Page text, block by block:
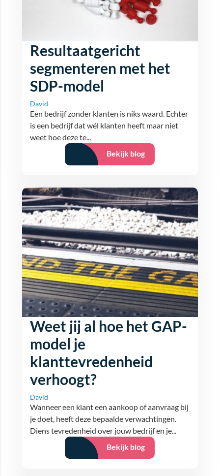
Resultaatgericht
segmenteren met het
SDP-model
David
Een bedrijf zonder klanten is niks waard. Echter
is een bedrijf dat wél klanten heeft maar niet
weet hoe deze te...
Bekijk blog
Weet jij al hoe het GAP-
model je
klanttevredenheid
verhoogt?
David
Wanneer een klant een aankoop of aanvraag bij
je doet, heeft deze bepaalde verwachtingen.
Diens tevredenheid over jouw bedrijf en je...
Bekijk blog